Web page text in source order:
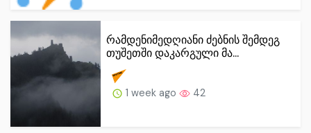
რამდენიმედღიანი ძებნის შემდეგ
თუშეთში დაკარგული მა...
1 week ago 42